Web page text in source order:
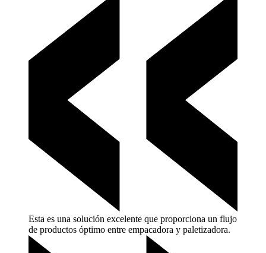
Esta es una solución excelente que proporciona un flujo
de productos óptimo entre empacadora y paletizadora.